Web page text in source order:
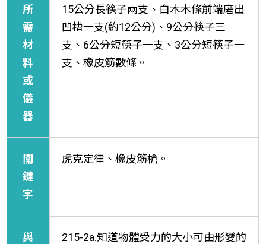
所
需
材
料
或
儀
器
15公分長筷子兩支、白木木條前端磨出
凹槽一支(約12公分)、9公分筷子三
支、6公分短筷子一支、3公分短筷子一
支、橡皮筋數條。
關
鍵
字
虎克定律、橡皮筋槍。
與
215-2a.知道物體受力的大小可由形變的